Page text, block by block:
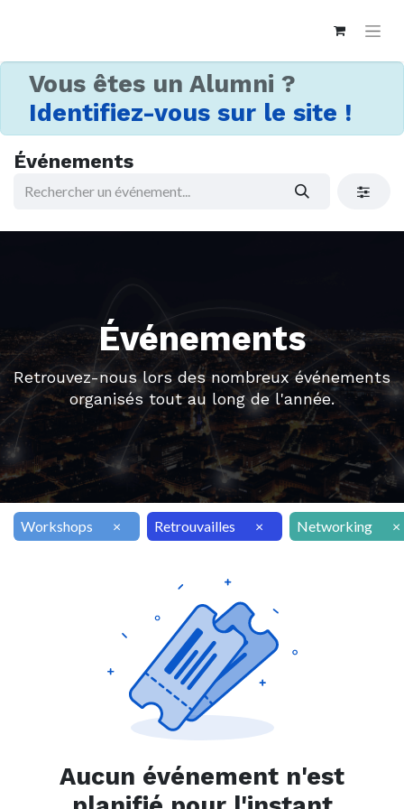
Vous êtes un Alumni ?
Identifiez-vous sur le site !
Événements
Événements
Retrouvez-nous lors des nombreux événements
organisés tout au long de l'année.
Workshops × Retrouvailles × Networking ×
Aucun événement n'est